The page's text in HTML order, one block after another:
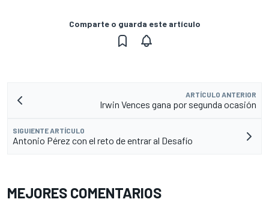
Comparte o guarda este artículo
ARTÍCULO ANTERIOR
Irwin Vences gana por segunda ocasión
SIGUIENTE ARTÍCULO
Antonio Pérez con el reto de entrar al Desafío
MEJORES COMENTARIOS